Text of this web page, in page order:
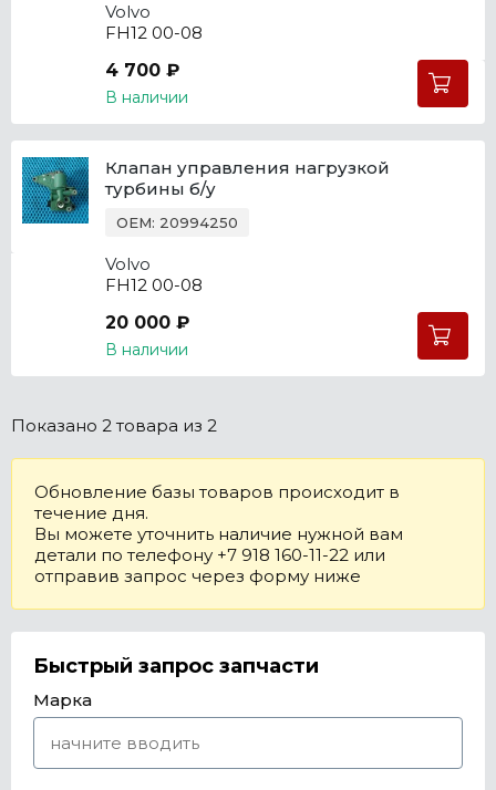
Volvo
FH12 00-08
4 700 ₽
В наличии
Клапан управления нагрузкой
турбины б/у
OEM: 20994250
Volvo
FH12 00-08
20 000 ₽
В наличии
Показано 2 товара из 2
Обновление базы товаров происходит в
течение дня.
Вы можете уточнить наличие нужной вам
детали по телефону +7 918 160-11-22 или
отправив запрос через форму ниже
Быстрый запрос запчасти
Марка